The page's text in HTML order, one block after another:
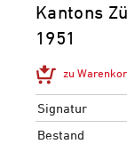
Kantons
1951
zu
Signatur
Bestand